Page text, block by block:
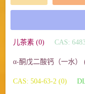
儿茶素 (0) CAS:
α-酮戊二酸钙（一水）
CAS: 504-63-2 (0)